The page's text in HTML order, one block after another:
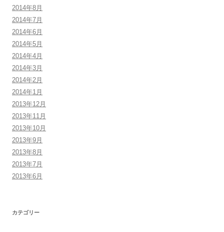
2014年8月
2014年7月
2014年6月
2014年5月
2014年4月
2014年3月
2014年2月
2014年1月
2013年12月
2013年11月
2013年10月
2013年9月
2013年8月
2013年7月
2013年6月
カテゴリー